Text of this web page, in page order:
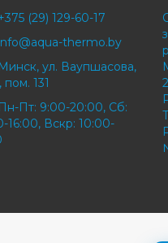
(29) 129-60-17
thermo.by
Минск, ул. Ваупшасова,
пом. 131
Пн-Пт: 9:00-20:00, Сб:
16:00, Вскр: 10:00-